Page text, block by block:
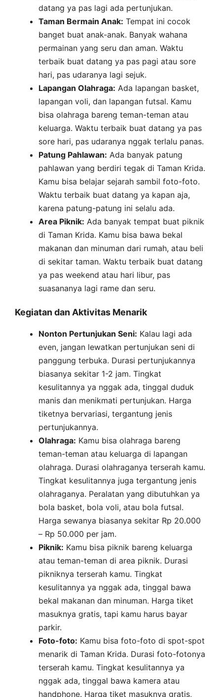
datang ya pas lagi ada pertunjukan.
Taman Bermain Anak: Tempat ini cocok
banget buat anak-anak. Banyak wahana
permainan yang seru dan aman. Waktu
terbaik buat datang ya pas pagi atau sore
hari, pas udaranya lagi sejuk.
Lapangan Olahraga: Ada lapangan basket,
lapangan voli, dan lapangan futsal. Kamu
bisa olahraga bareng teman-teman atau
keluarga. Waktu terbaik buat datang ya pas
sore hari, pas udaranya nggak terlalu panas.
Patung Pahlawan: Ada banyak patung
pahlawan yang berdiri tegak di Taman Krida.
Kamu bisa belajar sejarah sambil foto-foto.
Waktu terbaik buat datang ya kapan aja,
karena patung-patung ini selalu ada.
Area Piknik: Ada banyak tempat buat piknik
di Taman Krida. Kamu bisa bawa bekal
makanan dan minuman dari rumah, atau beli
di sekitar taman. Waktu terbaik buat datang
ya pas weekend atau hari libur, pas
suasananya lagi rame dan seru.
Kegiatan dan Aktivitas Menarik
Nonton Pertunjukan Seni: Kalau lagi ada
even, jangan lewatkan pertunjukan seni di
panggung terbuka. Durasi pertunjukannya
biasanya sekitar 1-2 jam. Tingkat
kesulitannya ya nggak ada, tinggal duduk
manis dan menikmati pertunjukan. Harga
tiketnya bervariasi, tergantung jenis
pertunjukannya.
Olahraga: Kamu bisa olahraga bareng
teman-teman atau keluarga di lapangan
olahraga. Durasi olahraganya terserah kamu.
Tingkat kesulitannya juga tergantung jenis
olahraganya. Peralatan yang dibutuhkan ya
bola basket, bola voli, atau bola futsal.
Harga sewanya biasanya sekitar Rp 20.000
– Rp 50.000 per jam.
Piknik: Kamu bisa piknik bareng keluarga
atau teman-teman di area piknik. Durasi
pikniknya terserah kamu. Tingkat
kesulitannya ya nggak ada, tinggal bawa
bekal makanan dan minuman. Harga tiket
masuknya gratis, tapi kamu harus bayar
parkir.
Foto-foto: Kamu bisa foto-foto di spot-spot
menarik di Taman Krida. Durasi foto-fotonya
terserah kamu. Tingkat kesulitannya ya
nggak ada, tinggal bawa kamera atau
handphone. Harga tiket masuknya gratis,